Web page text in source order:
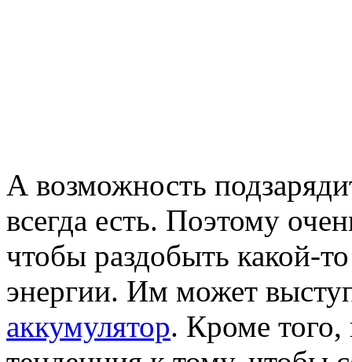
А возможность
всегда есть. Поэтому
чтобы раздобыть какой-
энергии. Им может
аккумулятор. Кроме того,